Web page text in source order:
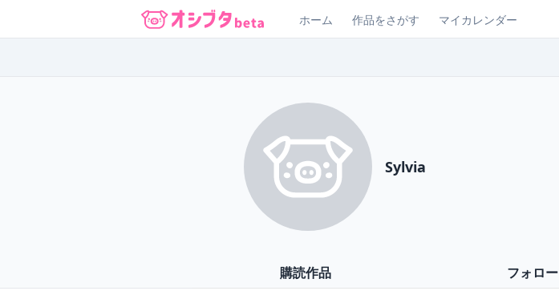
オシブタ Oshibuta
ホーム 作品をさがす マイカレンダー
Sylvia
購読作品 フォロー